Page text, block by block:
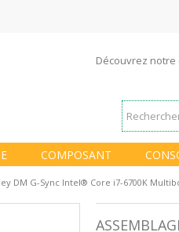
Découvrez
COMPOSANT
DM G-Sync Intel® Core i7-6700K